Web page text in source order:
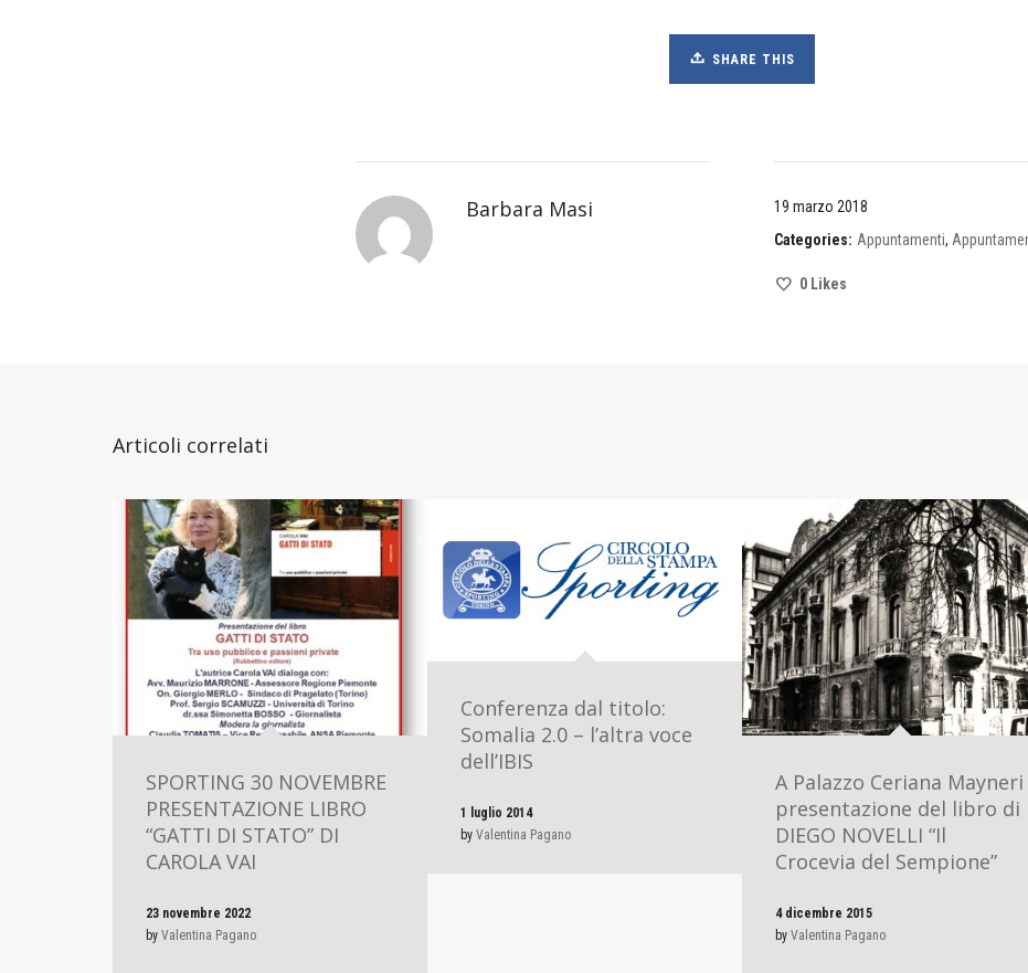
SHARE THIS
Barbara Masi
19 marzo 2018
Categories: Appuntamenti,
0Likes
Articoli correlati
SPORTING 30 NOVEMBRE
PRESENTAZIONE LIBRO
“GATTI DI STATO” DI
CAROLA VAI
23 novembre 2022
by Valentina Pagano
Conferenza dal titolo:
Somalia 2.0 – l’altra voce
dell’IBIS
1 luglio 2014
by Valentina Pagano
A Palazzo Ceriana Mayneri
presentazione del libro di
DIEGO NOVELLI “Il
Crocevia del Sempione”
4 dicembre 2015
by Valentina Pagano